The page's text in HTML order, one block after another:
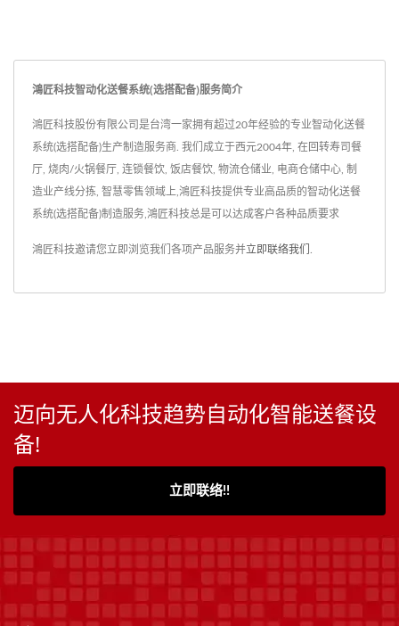
鴻匠科技智动化送餐系统(选搭配备)服务简介
鴻匠科技股份有限公司是台湾一家拥有超过20年经验的专业智动化送餐
系统(选搭配备)生产制造服务商. 我们成立于西元2004年, 在回转寿司餐
厅, 烧肉/火锅餐厅, 连锁餐饮, 饭店餐饮, 物流仓储业, 电商仓储中心, 制
造业产线分拣, 智慧零售领域上,鴻匠科技提供专业高品质的智动化送餐
系统(选搭配备)制造服务,鴻匠科技总是可以达成客户各种品质要求
鴻匠科技邀请您立即浏览我们各项产品服务并立即联络我们
迈向无人化科技趋势自动化智能送餐设
备!
立即联络!!